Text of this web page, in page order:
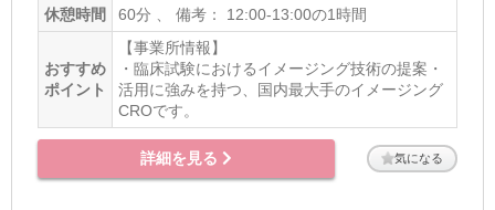
休憩時間
60分 、 備考： 12:00-13:00の1時間
おすすめ
ポイント
【事業所情報】
・臨床試験におけるイメージング技術の提案・
活用に強みを持つ、国内最大手のイメージング
CROです。
詳細を見る 気になる